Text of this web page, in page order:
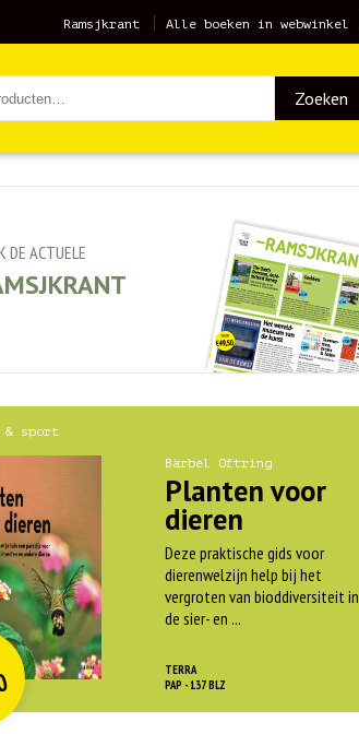
Ramsjkrant Alle boeken in webwinkel
Zoeken
DE ACTUELE
& sport
Bärbel Oftring
Planten voor
dieren
Deze praktische gids voor
dierenwelzijn help bij het
vergroten van bioddiversiteit in
de sier- en ...
TERRA
PAP - 137 BLZ
€ 21,99.
€ 9,90.